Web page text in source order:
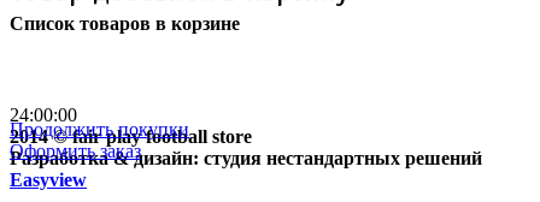
Список товаров в корзине
Продолжить покупки
Оформить заказ
24:00:00
2014 © fair play football store
Разработка & дизайн: студия нестандартных решений
Easyview